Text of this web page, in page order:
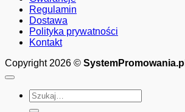
Regulamin
Dostawa
Polityka prywatności
Kontakt
Copyright 2026 © SystemPromowania.pl
Szukaj: